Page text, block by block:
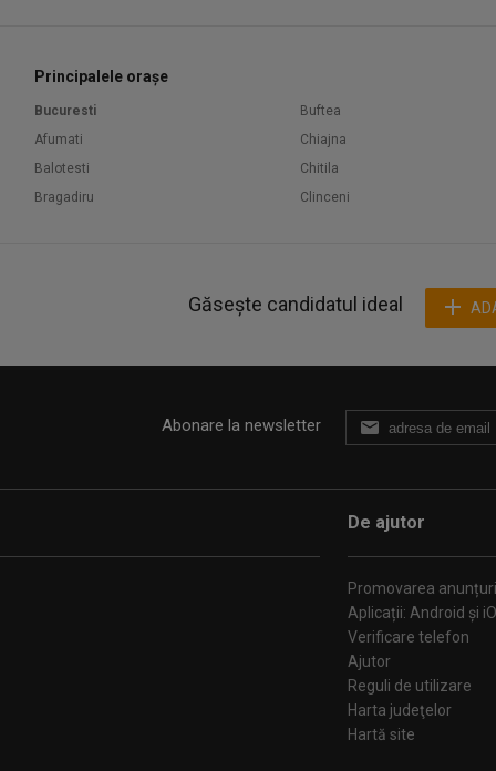
Principalele orașe
Bucuresti
Afumati
Balotesti
Bragadiru
Buftea
Chiajna
Chitila
Clinceni
Găsește candidatul ideal
Abonare la newsletter
De ajutor
Promovarea
Aplicații: Android și
Verificare telefon
Ajutor
Reguli de utilizare
Harta judeţelor
Hartă site